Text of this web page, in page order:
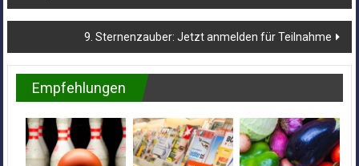
9. Sternenzauber: Jetzt anmelden für Teilnahme
Empfehlungen